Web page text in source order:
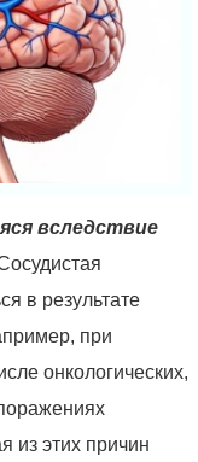
вследствие
в результате
при
онкологических,
из этих причин